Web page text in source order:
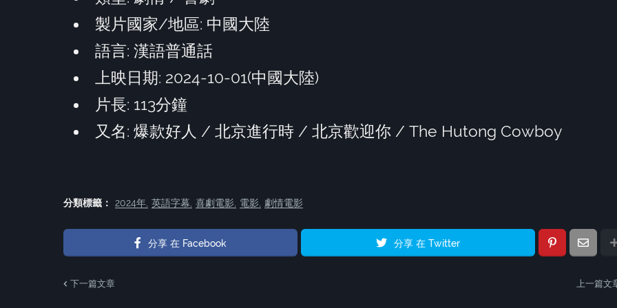
製片國家/地區: 中國大陸
語言: 漢語普通話
上映日期: 2024-10-01(中國大陸)
片長: 113分鐘
又名: 爆款好人 / 北京進行時 / 北京歡迎你 / The Hutong Cowboy
分類標籤： 2024年 英語字幕 喜劇電影 電影 劇情電影
分享 在 Facebook 分享 在 Twitter
下一篇文章 上一篇文